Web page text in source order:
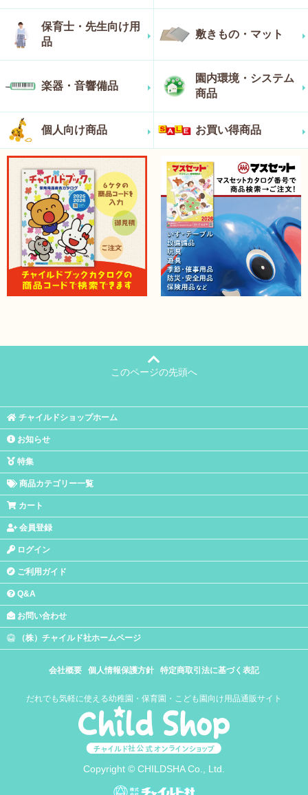
保育士・先生向け用
品
敷きもの・マット
楽器・音響備品
園内環境・システム
商品
個人向け商品 お買い得商品
このページの先頭へ
チャイルドショップホーム
お知らせ
特集
商品カテゴリー一覧
カート
会員登録
ログイン
ご利用ガイド
Q&A
お問い合わせ
（株）チャイルド社ホームページ
会社概要 個人情報保護方針 特定商取引法に基づく表記
だれでも気軽に使える幼稚園・保育園・こども園向け用品通販サイト
Copyright © CHILDSHA Co., Ltd.